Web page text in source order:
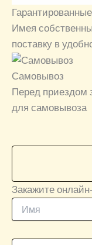
Имея
поставку в
Самовывоз
Перед приездом
для самовывоза
Закажите